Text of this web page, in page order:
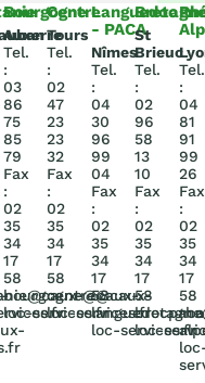
Bourgogne
Auxerre
Tel.
:
03
86
75
85
79
Fax
:
02
35
34
17
58
bourgogne@caux-
loc-services.fr
Centre
Tours
Tel.
:
02
47
23
23
32
Fax
:
02
35
34
17
58
centre@caux-
loc-services.fr
Languedoc
- PACA
Nîmes
Tel.
:
04
30
96
99
04
Fax
:
02
35
34
17
58
loc-services.fr
St
Brieuc
Tel.
:
02
96
58
13
10
Fax
:
02
35
34
17
58
loc-
Tel.
:
04
81
91
99
26
Fax
:
02
35
34
17
58